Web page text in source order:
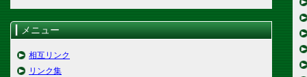
メニュー
相互リンク
リンク集